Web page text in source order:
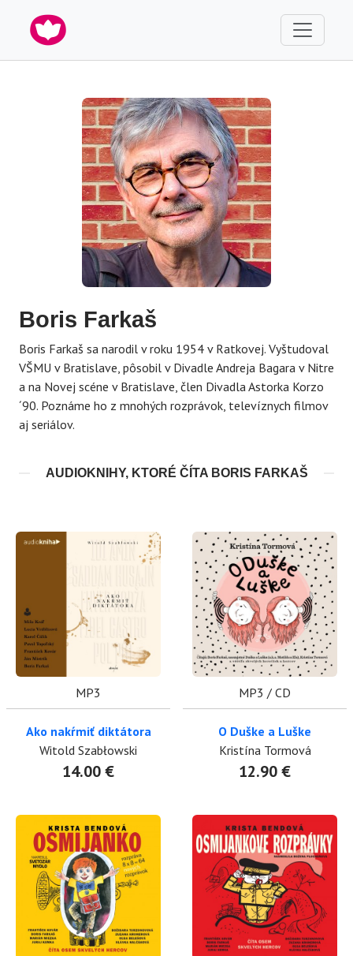
Boris Farkaš
Boris Farkaš sa narodil v roku 1954 v Ratkovej. Vyštudoval
VŠMU v Bratislave, pôsobil v Divadle Andreja Bagara v Nitre
a na Novej scéne v Bratislave, člen Divadla Astorka Korzo
´90. Poznáme ho z mnohých rozprávok, televíznych filmov
aj seriálov.
AUDIOKNIHY, KTORÉ ČÍTA BORIS FARKAŠ
MP3
Ako nakŕmiť diktátora
Witold Szabłowski
14.00 €
MP3 / CD
O Duške a Luške
Kristína Tormová
12.90 €